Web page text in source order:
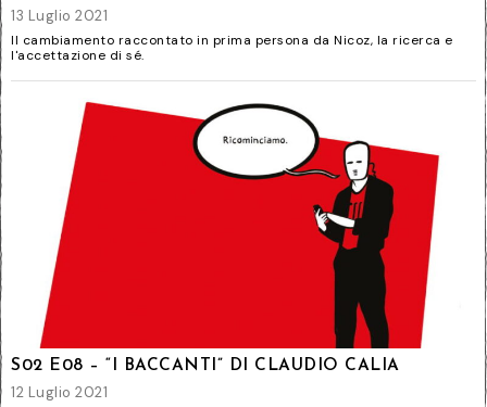
13 Luglio 2021
Il cambiamento raccontato in prima persona da Nicoz, la ricerca e
l'accettazione di sé.
S02 E08 – “I BACCANTI” DI CLAUDIO CALIA
12 Luglio 2021